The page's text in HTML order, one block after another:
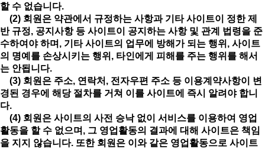
할 수 없습니다.
(2) 회원은 약관에서 규정하는 사항과 기타 사이트이 정한 제
반 규정, 공지사항 등 사이트이 공지하는 사항 및 관계 법령을 준
수하여야 하며, 기타 사이트의 업무에 방해가 되는 행위, 사이트
의 명예를 손상시키는 행위, 타인에게 피해를 주는 행위를 해서
는 안됩니다.
(3) 회원은 주소, 연락처, 전자우편 주소 등 이용계약사항이 변
경된 경우에 해당 절차를 거쳐 이를 사이트에 즉시 알려야 합니
다.
(4) 회원은 사이트의 사전 승낙 없이 서비스를 이용하여 영업
활동을 할 수 없으며, 그 영업활동의 결과에 대해 사이트은 책임
을 지지 않습니다. 또한 회원은 이와 같은 영업활동으로 사이트